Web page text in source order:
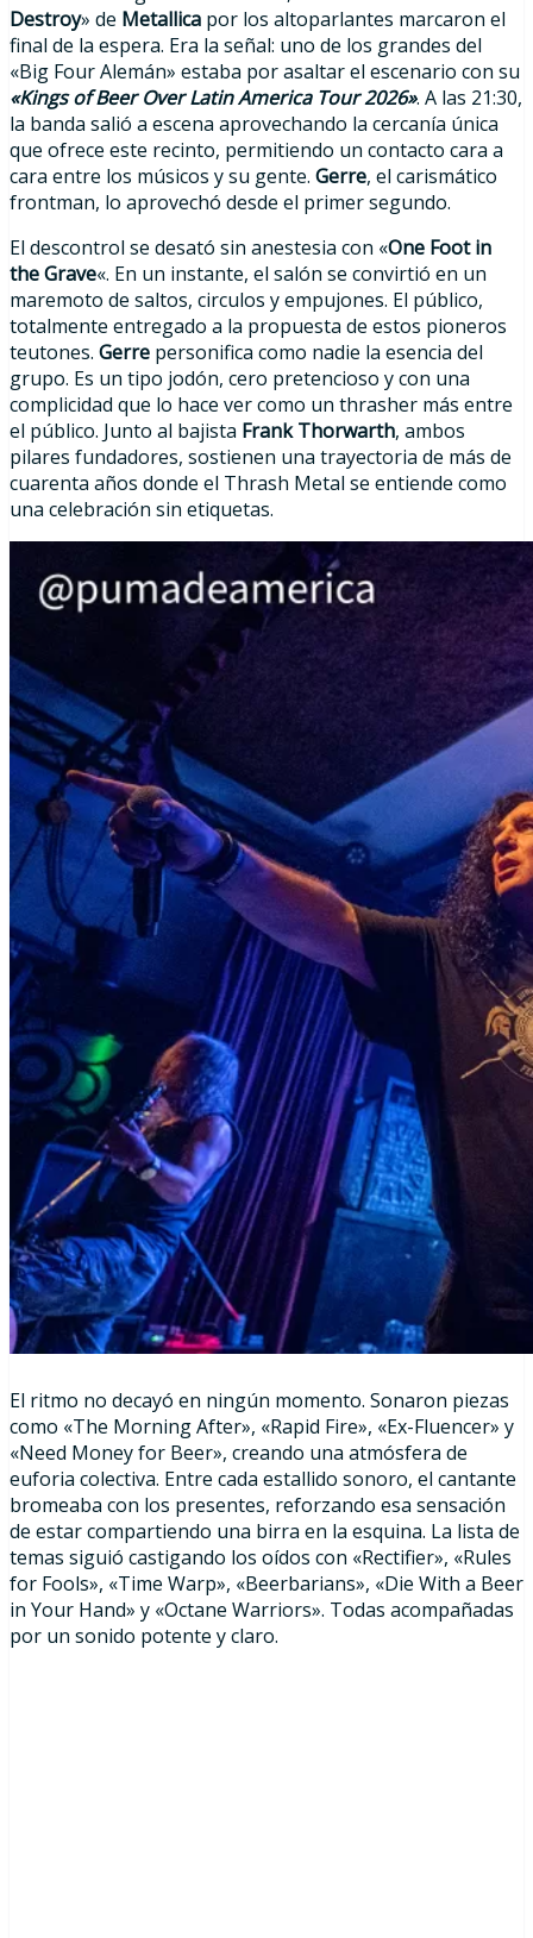
Destroy» de Metallica por los altoparlantes marcaron el
final de la espera. Era la señal: uno de los grandes del
«Big Four Alemán» estaba por asaltar el escenario con su
«Kings of Beer Over Latin America Tour 2026». A las 21:30,
la banda salió a escena aprovechando la cercanía única
que ofrece este recinto, permitiendo un contacto cara a
cara entre los músicos y su gente. Gerre, el carismático
frontman, lo aprovechó desde el primer segundo.
El descontrol se desató sin anestesia con «One Foot in
the Grave«. En un instante, el salón se convirtió en un
maremoto de saltos, circulos y empujones. El público,
totalmente entregado a la propuesta de estos pioneros
teutones. Gerre personifica como nadie la esencia del
grupo. Es un tipo jodón, cero pretencioso y con una
complicidad que lo hace ver como un thrasher más entre
el público. Junto al bajista Frank Thorwarth, ambos
pilares fundadores, sostienen una trayectoria de más de
cuarenta años donde el Thrash Metal se entiende como
una celebración sin etiquetas.
El ritmo no decayó en ningún momento. Sonaron piezas
como «The Morning After», «Rapid Fire», «Ex-Fluencer» y
«Need Money for Beer», creando una atmósfera de
euforia colectiva. Entre cada estallido sonoro, el cantante
bromeaba con los presentes, reforzando esa sensación
de estar compartiendo una birra en la esquina. La lista de
temas siguió castigando los oídos con «Rectifier», «Rules
for Fools», «Time Warp», «Beerbarians», «Die With a Beer
in Your Hand» y «Octane Warriors». Todas acompañadas
por un sonido potente y claro.